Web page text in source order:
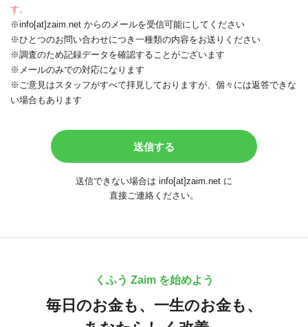
す。
※info[at]zaim.net からのメールを受信可能にしてください
※ひとつのお問い合わせにつき一種類の内容をお送りください
※調査のため記録データを確認することがございます
※メールのみでの対応になります
※ご意見はスタッフがすべて拝見しておりますが、個々には返答できな
い場合もあります
送信できない場合は info[at]zaim.net に
直接ご連絡ください。
くふう Zaim を始めよう
毎日のお金も、 一生のお金も、